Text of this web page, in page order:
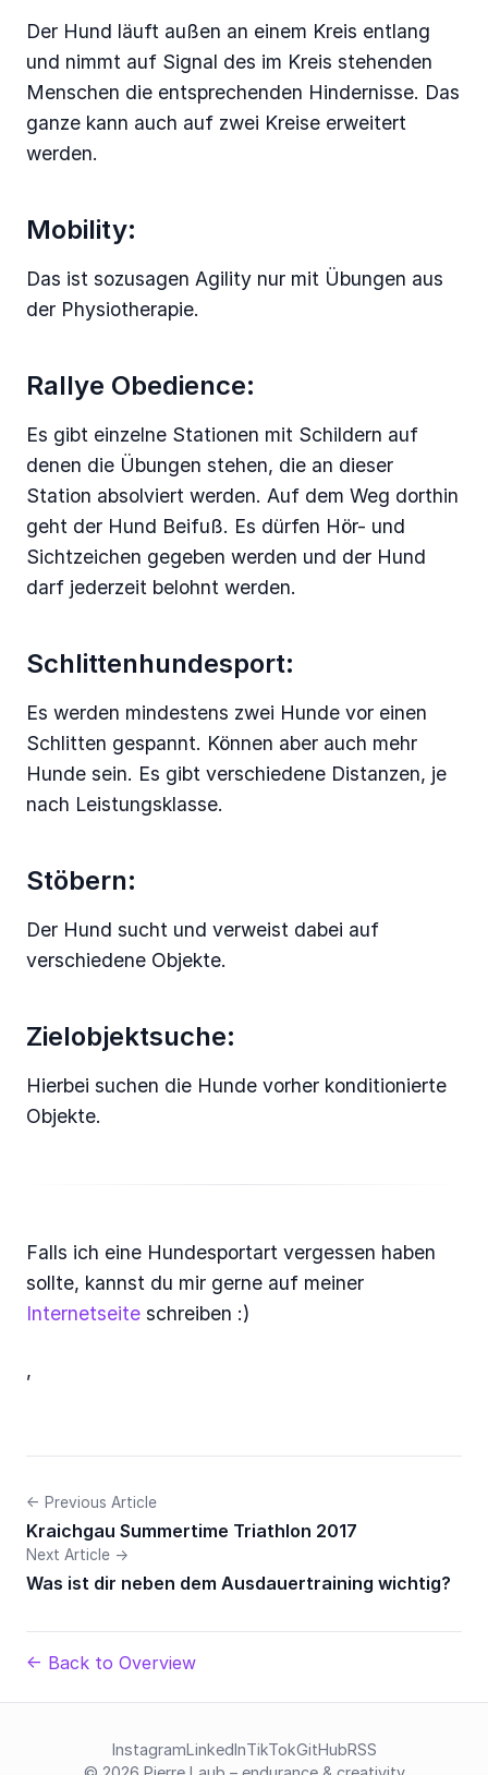
Der Hund läuft außen an einem Kreis entlang
und nimmt auf Signal des im Kreis stehenden
Menschen die entsprechenden Hindernisse. Das
ganze kann auch auf zwei Kreise erweitert
werden.
Mobility:
Das ist sozusagen Agility nur mit Übungen aus
der Physiotherapie.
Rallye Obedience:
Es gibt einzelne Stationen mit Schildern auf
denen die Übungen stehen, die an dieser
Station absolviert werden. Auf dem Weg dorthin
geht der Hund Beifuß. Es dürfen Hör- und
Sichtzeichen gegeben werden und der Hund
darf jederzeit belohnt werden.
Schlittenhundesport:
Es werden mindestens zwei Hunde vor einen
Schlitten gespannt. Können aber auch mehr
Hunde sein. Es gibt verschiedene Distanzen, je
nach Leistungsklasse.
Stöbern:
Der Hund sucht und verweist dabei auf
verschiedene Objekte.
Zielobjektsuche:
Hierbei suchen die Hunde vorher konditionierte
Objekte.
Falls ich eine Hundesportart vergessen haben
sollte, kannst du mir gerne auf meiner
Internetseite schreiben :)
,
← Previous Article
Kraichgau Summertime Triathlon 2017
Next Article →
Was ist dir neben dem Ausdauertraining wichtig?
← Back to Overview
InstagramLinkedInTikTokGitHubRSS